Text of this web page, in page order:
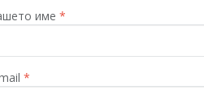
име *
*